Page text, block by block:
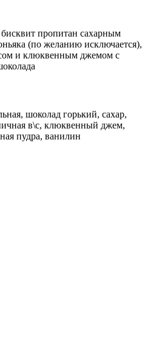
пропитан сахарным
(по желанию исключается),
и клюквенным джемом с
шоколад горький, сахар,
в\с, клюквенный джем,
пудра, ванилин